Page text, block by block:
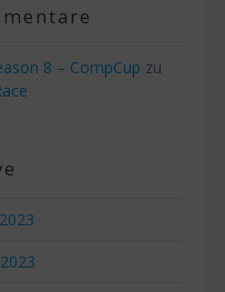
8 – CompCup zu